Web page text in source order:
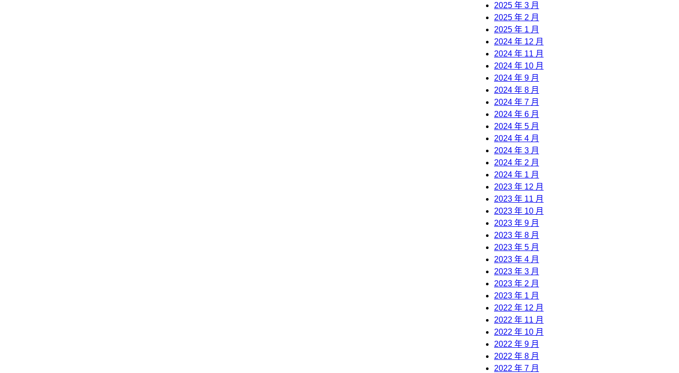
2025 年 3 月
2025 年 2 月
2025 年 1 月
2024 年 12 月
2024 年 11 月
2024 年 10 月
2024 年 9 月
2024 年 8 月
2024 年 7 月
2024 年 6 月
2024 年 5 月
2024 年 4 月
2024 年 3 月
2024 年 2 月
2024 年 1 月
2023 年 12 月
2023 年 11 月
2023 年 10 月
2023 年 9 月
2023 年 8 月
2023 年 5 月
2023 年 4 月
2023 年 3 月
2023 年 2 月
2023 年 1 月
2022 年 12 月
2022 年 11 月
2022 年 10 月
2022 年 9 月
2022 年 8 月
2022 年 7 月